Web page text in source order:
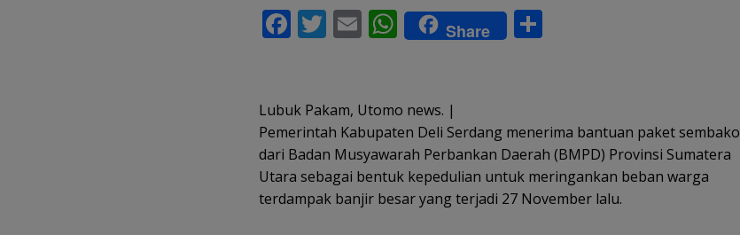
F
b
o
o
k
T
er
E
l
W
h
s
A
p
p
Share
Lubuk Pakam, Utomo news. |
Pemerintah Kabupaten Deli Serdang menerima bantuan paket sembako
dari Badan Musyawarah Perbankan Daerah (BMPD) Provinsi Sumatera
Utara sebagai bentuk kepedulian untuk meringankan beban warga
terdampak banjir besar yang terjadi 27 November lalu.